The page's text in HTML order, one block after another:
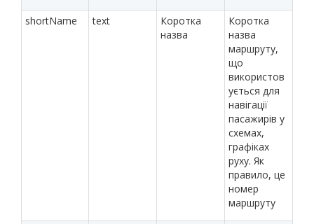
shortName text
Коротка
назва
Коротка
назва
маршруту,
що
використов
ується для
навігації
пасажирів у
схемах,
графіках
руху. Як
правило, це
номер
маршруту